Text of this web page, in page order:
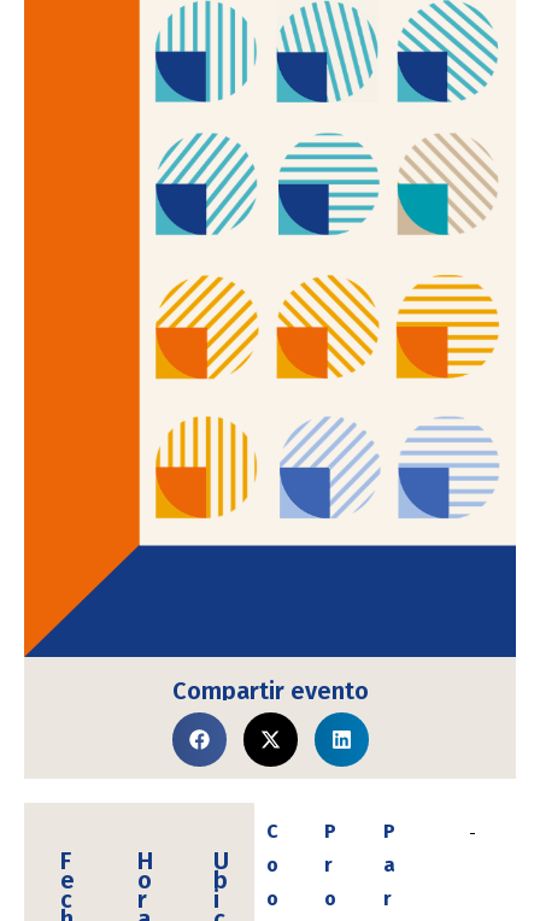
F
e
c
H
o
r
U
b
i
C
o
o
P
r
o
P
a
r
Compartir evento